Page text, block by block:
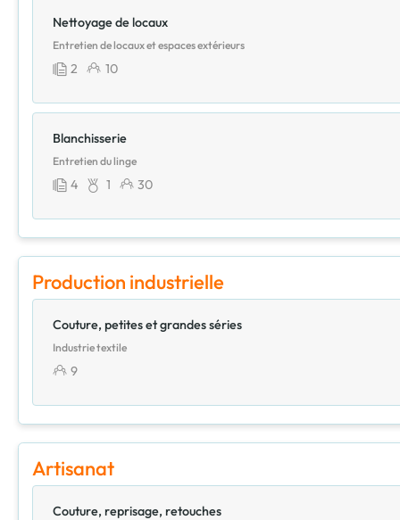
Nettoyage de locaux
Entretien de locaux et espaces extérieurs
2 10
Blanchisserie
Entretien du linge
4 1 30
Production industrielle
Couture, petites et grandes séries
Industrie textile
9
Artisanat
Couture, reprisage, retouches